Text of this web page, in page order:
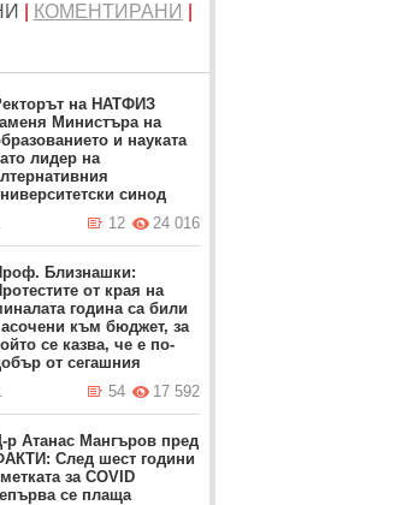
КОМЕНТИРАНИ
на НАТФИЗ
Министъра на
и науката
лидер на
синод
24 016
12
Близнашки:
от края на
година са били
към бюджет, за
се казва, че е по-
от сегашния
17 592
54
р Атанас Мангъров пред
След шест години
за COVID
се плаща